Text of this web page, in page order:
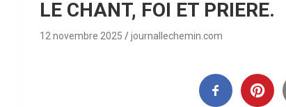
LE CHANT, FOI ET PRIERE.
12 novembre 2025 journallechemin.com